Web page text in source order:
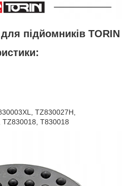
підйомників TORIN
TZ830027H,
T830018